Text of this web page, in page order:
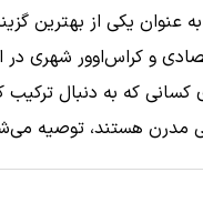
عنوان یکی از بهترین
و کراس‌اوور شهری در
کسانی که به دنبال ترکیب
مدرن هستند، توصیه